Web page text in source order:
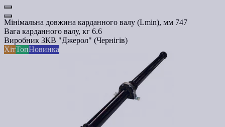
Мінімальна довжина карданного валу (Lmin), мм 747
Вага карданного валу, кг 6.6
Виробник ЗКВ "Джерол" (Чернігів)
ХітТопНовинка